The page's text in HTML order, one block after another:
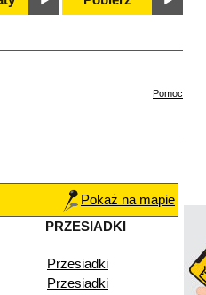
Pomoc
Pokaż na mapie
PRZESIADKI
Przesiadki
Przesiadki